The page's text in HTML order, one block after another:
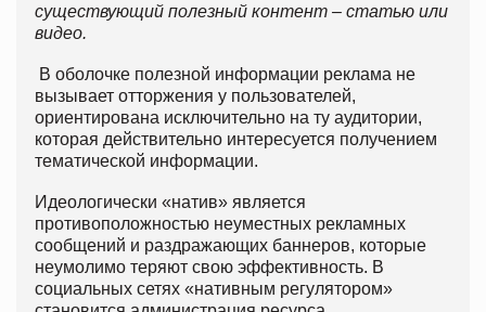
существующий полезный контент – статью или
видео.
В оболочке полезной информации реклама не
вызывает отторжения у пользователей,
ориентирована исключительно на ту аудитории,
которая действительно интересуется получением
тематической информации.
Идеологически «натив» является
противоположностью неуместных рекламных
сообщений и раздражающих баннеров, которые
неумолимо теряют свою эффективность. В
социальных сетях «нативным регулятором»